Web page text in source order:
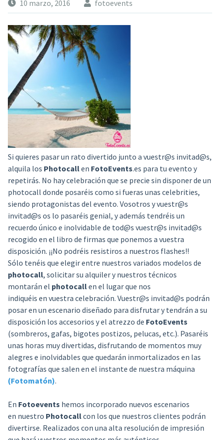
10 marzo, 2016 fotoevents
Si quieres pasar un rato divertido junto a vuestr@s invitad@s,
alquila los Photocallen FotoEvents.es para tu evento y
repetirás. No hay celebración que se precie sin disponer de un
photocall donde posaréis como si fueras unas celebrities,
siendo protagonistas del evento. Vosotros y vuestr@s
invitad@s os lo pasaréis genial, y además tendréis un
recuerdo único e inolvidable de tod@s vuestr@s invitad@s
recogido en el libro de firmas que ponemos a vuestra
disposición. ¡¡No podréis resistiros a nuestros flashes!!
Sólo tenéis que elegir entre nuestros variados modelos de
photocall, solicitar su alquiler y nuestros técnicos
montarán el photocallen el lugar que nos
indiquéis en vuestra celebración. Vuestr@s invitad@s podrán
posar en un escenario diseñado para disfrutar y tendrán a su
disposición los accesorios y el atrezzo de FotoEvents
(sombreros, gafas, bigotes postizos, pelucas, etc.). Pasaréis
unas horas muy divertidas, disfrutando de momentos muy
alegres e inolvidables que quedarán inmortalizados en las
fotografías que salen en el instante de nuestra máquina
(Fotomatón).
En Fotoevents hemos incorporado nuevos escenarios
en nuestro Photocallcon los que nuestros clientes podrán
divertirse. Realizados con una alta resolución de impresión